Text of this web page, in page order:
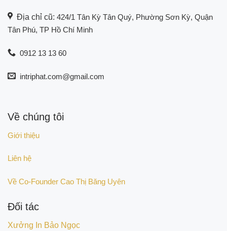
Địa chỉ cũ: 424/1 Tân Kỳ Tân Quý, Phường Sơn Kỳ, Quận
Tân Phú, TP Hồ Chí Minh
0912 13 13 60
intriphat.com@gmail.com
Về chúng tôi
Giới thiệu
Liên hệ
Về Co-Founder Cao Thị Băng Uyên
Đối tác
Xưởng In Bảo Ngọc